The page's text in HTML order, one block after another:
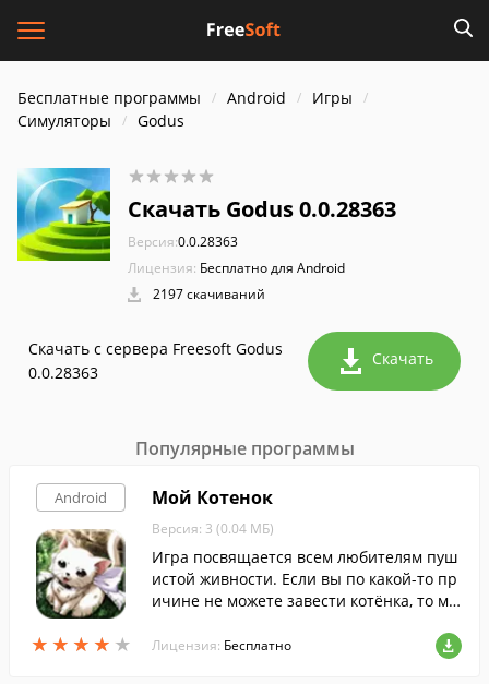
Бесплатные программы Android
Игры
Симуляторы
Godus
Скачать Godus 0.0.28363
Версия:0.0.28363
Лицензия: Бесплатно для Android
2197 скачиваний
Скачать с сервера Freesoft Godus
0.0.28363
Скачать
Популярные программы
Android
★ ★ ★ ★ ★
★ ★ ★ ★ ★
Мой Котенок
Версия: 3 (0.04 МБ)
Игра посвящается всем любителям пуш
истой живности. Если вы по какой-то пр
ичине не можете завести котёнка, то мо
шкой.
Лицензия: Бесплатно